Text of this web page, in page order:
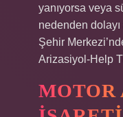
yanıyorsa veya
nedenden dolayı
Şehir
Arizasiyol-Help
MOTOR